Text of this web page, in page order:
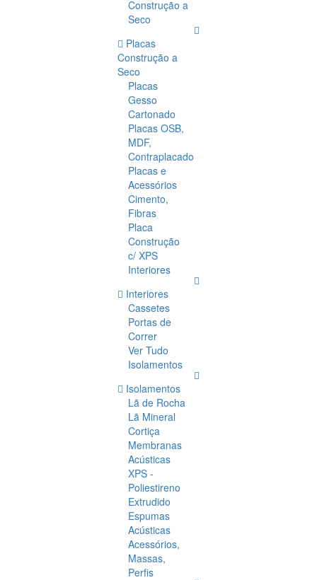
Construção a
Seco
Placas
Construção a
Seco
Placas
Gesso
Cartonado
Placas OSB,
MDF,
Contraplacado
Placas e
Acessórios
Cimento,
Fibras
Placa
Construção
c/ XPS
Interiores
Interiores
Cassetes
Portas de
Correr
Ver Tudo
Isolamentos
Isolamentos
Lã de Rocha
Lã Mineral
Cortiça
Membranas
Acústicas
XPS -
Poliestireno
Extrudido
Espumas
Acústicas
Acessórios,
Massas,
Perfis